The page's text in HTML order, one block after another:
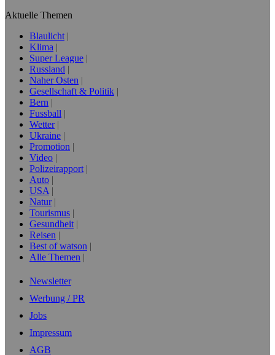
Aktuelle Themen
Blaulicht
Klima
Super League
Russland
Naher Osten
Gesellschaft & Politik
Bern
Fussball
Wetter
Ukraine
Promotion
Video
Polizeirapport
Auto
USA
Natur
Tourismus
Gesundheit
Reisen
Best of watson
Alle Themen
Newsletter
Werbung / PR
Jobs
Impressum
AGB